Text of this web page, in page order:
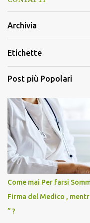
Archivia
Etichette
Post più Popolari
Come mai Per farsi
Firma del Medico ,
” ?